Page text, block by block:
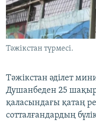
ЖАЗЫЛЫҢЫЗ
Тәжікстан түрмесі.
Тәжікстан әділет
Душанбеден 25
қаласындағы қатаң
сотталғандардың